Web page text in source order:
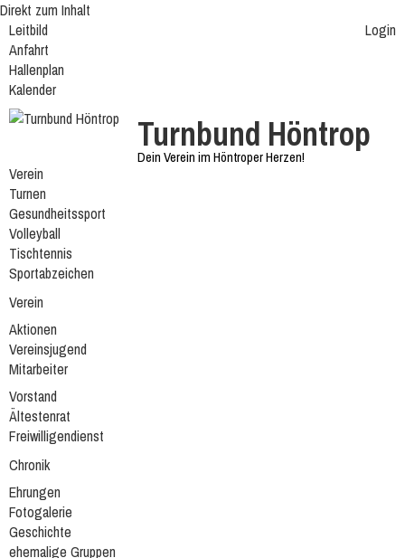
Direkt zum Inhalt
Login
Leitbild
Anfahrt
Hallenplan
Kalender
Turnbund Höntrop
Dein Verein im Höntroper Herzen!
Verein
Turnen
Gesundheitssport
Volleyball
Tischtennis
Sportabzeichen
Verein
Aktionen
Vereinsjugend
Mitarbeiter
Vorstand
Ältestenrat
Freiwilligendienst
Chronik
Ehrungen
Fotogalerie
Geschichte
ehemalige Gruppen